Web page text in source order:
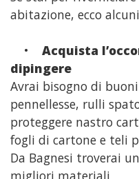
abitazione, ecco
• Acquista
dipingere
Avrai bisogno di
pennellesse, rulli
proteggere nastro
fogli di cartone e teli
Da Bagnesi troverai
migliori materiali